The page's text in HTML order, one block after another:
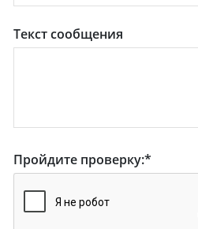
Текст сообщения
Пройдите проверку:*